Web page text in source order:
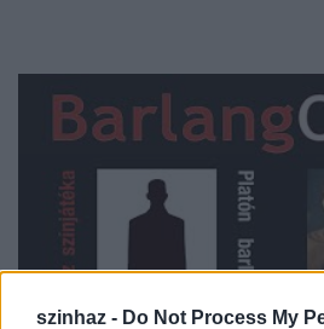
szinhaz - Do Not Process My